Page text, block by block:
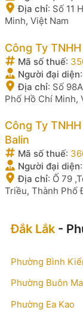
Địa chỉ: Số 11
Minh, Việt Nam
Công Ty
Mã số thuế:
Người đại diện:
Địa chỉ: Số
Phố Hồ Chí Minh,
Công Ty
Balin
Mã số thuế:
Người đại diện:
Địa chỉ: Ố 79
Triều, Thành Phố
Đắk Lắk -
Phường Bình
Phường Buôn
Phường Ea Kao